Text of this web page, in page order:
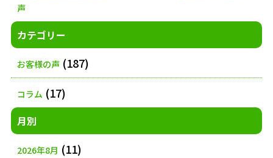
声
カテゴリー
お客様の声(187)
コラム (17)
月別
2026年8月 (11)